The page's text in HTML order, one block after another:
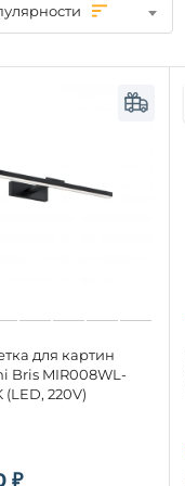
₽
для картин
Bris MIR008WL-
(LED, 220V)